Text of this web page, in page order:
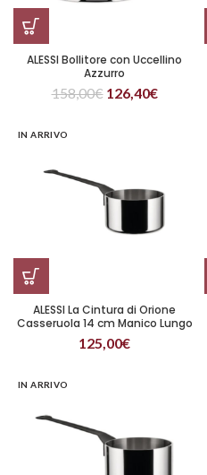
ALESSI Bollitore con Uccellino
Azzurro
158,00€ 126,40€
IN ARRIVO
ALESSI La Cintura di Orione
Casseruola 14 cm Manico Lungo
125,00€
IN ARRIVO